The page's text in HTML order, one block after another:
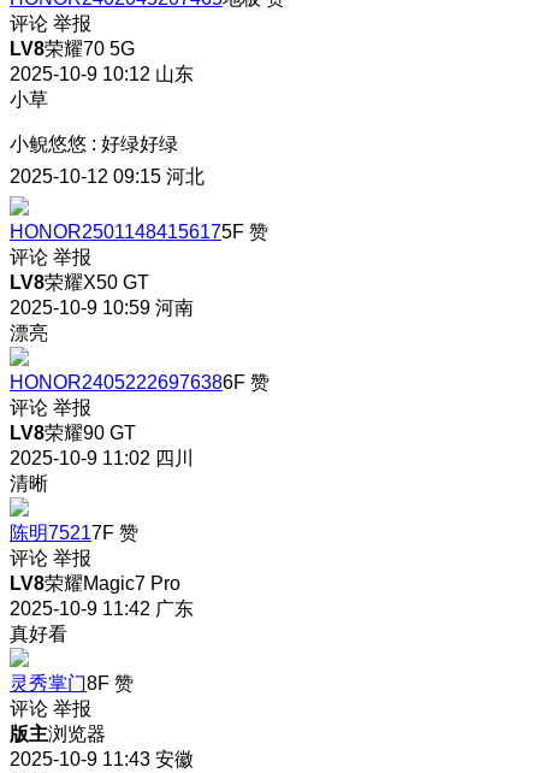
评论 举报
LV8荣耀70 5G
2025-10-9 10:12 山东
小草
小鲵悠悠 : 好绿好绿
2025-10-12 09:15 河北
HONOR25011484156175F 赞
评论 举报
LV8荣耀X50 GT
2025-10-9 10:59 河南
漂亮
HONOR24052226976386F 赞
评论 举报
LV8荣耀90 GT
2025-10-9 11:02 四川
清晰
陈明75217F 赞
评论 举报
LV8荣耀Magic7 Pro
2025-10-9 11:42 广东
真好看
灵秀掌门8F 赞
评论 举报
版主浏览器
2025-10-9 11:43 安徽